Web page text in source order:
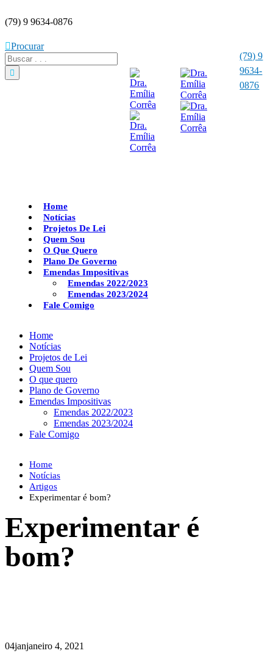
(79) 9 9634-0876
Procurar
(79) 9
9634-
0876
Home
Notícias
Projetos De Lei
Quem Sou
O Que Quero
Plano De Governo
Emendas Impositivas
Emendas 2022/2023
Emendas 2023/2024
Fale Comigo
Home
Notícias
Projetos de Lei
Quem Sou
O que quero
Plano de Governo
Emendas Impositivas
Emendas 2022/2023
Emendas 2023/2024
Fale Comigo
Home
Notícias
Artigos
Experimentar é bom?
Experimentar é
bom?
04janjaneiro 4, 2021